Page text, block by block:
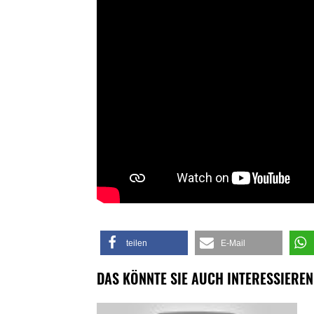
teilen E-Mail
DAS KÖNNTE SIE AUCH INTERESSIEREN